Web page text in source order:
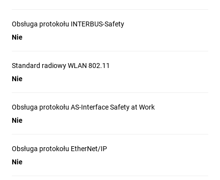
Obsługa protokołu INTERBUS-Safety
Nie
Standard radiowy WLAN 802.11
Nie
Obsługa protokołu AS-Interface Safety at Work
Nie
Obsługa protokołu EtherNet/IP
Nie